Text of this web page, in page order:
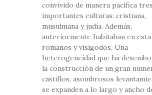
convivido de manera pacífica tres
importantes culturas: cristiana,
musulmana y judía. Además,
anteriormente habitaban en
romanos y visigodos. Una
heterogeneidad que ha
la construcción de un gran
castillos; asombrosos
se expanden a lo largo y ancho